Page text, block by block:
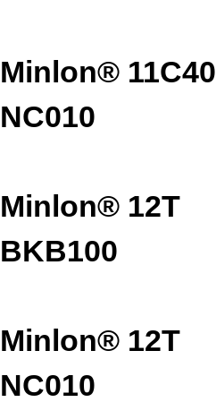
Minlon® 11C40
NC010
Minlon® 12T
BKB100
Minlon® 12T
NC010